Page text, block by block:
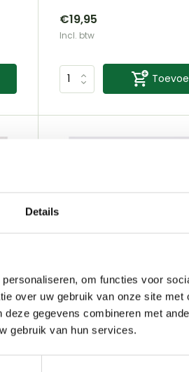
Details
om functies voor
over uw gebruik van onze site met
gegevens combineren met
gebruik van hun services.
€19,95
Incl. btw
Dierportiek
Berkenblok